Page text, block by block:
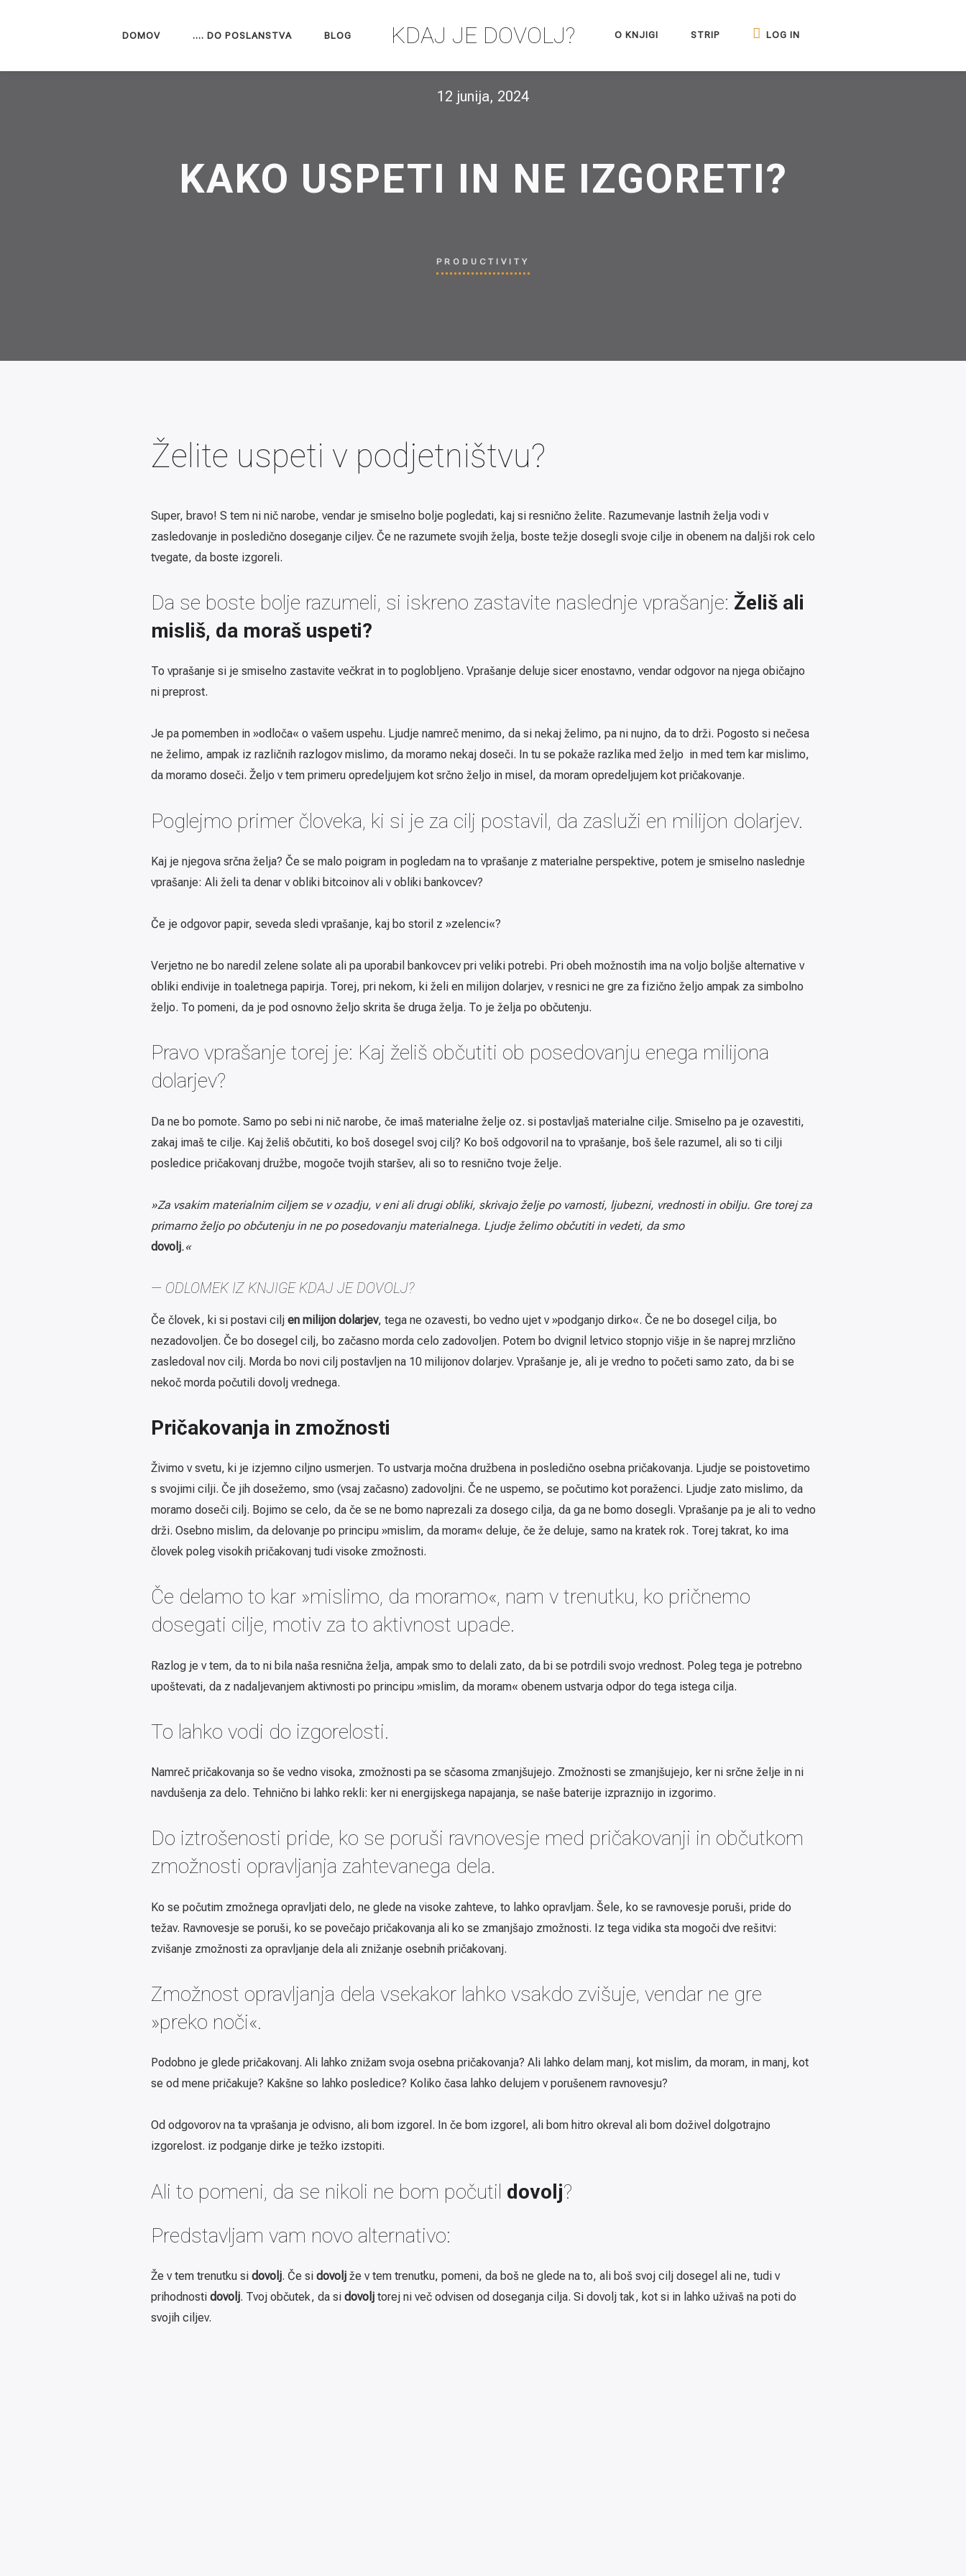
DOMOV …. DO POSLANSTVA BLOG KDAJ JE DOVOLJ? O KNJIGI STRIP LOG IN
12 junija, 2024
KAKO USPETI IN NE IZGORETI?
PRODUCTIVITY
Želite uspeti v podjetništvu?
Super, bravo! S tem ni nič narobe, vendar je smiselno bolje pogledati, kaj si resnično želite. Razumevanje lastnih želja vodi v
zasledovanje in posledično doseganje ciljev. Če ne razumete svojih želja, boste težje dosegli svoje cilje in obenem na daljši rok celo
tvegate, da boste izgoreli.
Da se boste bolje razumeli, si iskreno zastavite naslednje vprašanje: Želiš ali
misliš, da moraš uspeti?
To vprašanje si je smiselno zastavite večkrat in to poglobljeno. Vprašanje deluje sicer enostavno, vendar odgovor na njega običajno
ni preprost.
Je pa pomemben in »odloča« o vašem uspehu. Ljudje namreč menimo, da si nekaj želimo, pa ni nujno, da to drži. Pogosto si nečesa
ne želimo, ampak iz različnih razlogov mislimo, da moramo nekaj doseči. In tu se pokaže razlika med željo in med tem kar mislimo,
da moramo doseči. Željo v tem primeru opredeljujem kot srčno željo in misel, da moram opredeljujem kot pričakovanje.
Poglejmo primer človeka, ki si je za cilj postavil, da zasluži en milijon dolarjev.
Kaj je njegova srčna želja? Če se malo poigram in pogledam na to vprašanje z materialne perspektive, potem je smiselno naslednje
vprašanje: Ali želi ta denar v obliki bitcoinov ali v obliki bankovcev?
Če je odgovor papir, seveda sledi vprašanje, kaj bo storil z »zelenci«?
Verjetno ne bo naredil zelene solate ali pa uporabil bankovcev pri veliki potrebi. Pri obeh možnostih ima na voljo boljše alternative v
obliki endivije in toaletnega papirja. Torej, pri nekom, ki želi en milijon dolarjev, v resnici ne gre za fizično željo ampak za simbolno
željo. To pomeni, da je pod osnovno željo skrita še druga želja. To je želja po občutenju.
Pravo vprašanje torej je: Kaj želiš občutiti ob posedovanju enega milijona
dolarjev?
Da ne bo pomote. Samo po sebi ni nič narobe, če imaš materialne želje oz. si postavljaš materialne cilje. Smiselno pa je ozavestiti,
zakaj imaš te cilje. Kaj želiš občutiti, ko boš dosegel svoj cilj? Ko boš odgovoril na to vprašanje, boš šele razumel, ali so ti cilji
posledice pričakovanj družbe, mogoče tvojih staršev, ali so to resnično tvoje želje.
»Za vsakim materialnim ciljem se v ozadju, v eni ali drugi obliki, skrivajo želje po varnosti, ljubezni, vrednosti in obilju. Gre torej za
primarno željo po občutenju in ne po posedovanju materialnega. Ljudje želimo občutiti in vedeti, da smo
dovolj.«
— ODLOMEK IZ KNJIGE KDAJ JE DOVOLJ?
Če človek, ki si postavi cilj en milijon dolarjev, tega ne ozavesti, bo vedno ujet v »podganjo dirko«. Če ne bo dosegel cilja, bo
nezadovoljen. Če bo dosegel cilj, bo začasno morda celo zadovoljen. Potem bo dvignil letvico stopnjo višje in še naprej mrzlično
zasledoval nov cilj. Morda bo novi cilj postavljen na 10 milijonov dolarjev. Vprašanje je, ali je vredno to početi samo zato, da bi se
nekoč morda počutili dovolj vrednega.
Pričakovanja in zmožnosti
Živimo v svetu, ki je izjemno ciljno usmerjen. To ustvarja močna družbena in posledično osebna pričakovanja. Ljudje se poistovetimo
s svojimi cilji. Če jih dosežemo, smo (vsaj začasno) zadovoljni. Če ne uspemo, se počutimo kot poraženci. Ljudje zato mislimo, da
moramo doseči cilj. Bojimo se celo, da če se ne bomo naprezali za dosego cilja, da ga ne bomo dosegli. Vprašanje pa je ali to vedno
drži. Osebno mislim, da delovanje po principu »mislim, da moram« deluje, če že deluje, samo na kratek rok. Torej takrat, ko ima
človek poleg visokih pričakovanj tudi visoke zmožnosti.
Če delamo to kar »mislimo, da moramo«, nam v trenutku, ko pričnemo
dosegati cilje, motiv za to aktivnost upade.
Razlog je v tem, da to ni bila naša resnična želja, ampak smo to delali zato, da bi se potrdili svojo vrednost. Poleg tega je potrebno
upoštevati, da z nadaljevanjem aktivnosti po principu »mislim, da moram« obenem ustvarja odpor do tega istega cilja.
To lahko vodi do izgorelosti.
Namreč pričakovanja so še vedno visoka, zmožnosti pa se sčasoma zmanjšujejo. Zmožnosti se zmanjšujejo, ker ni srčne želje in ni
navdušenja za delo. Tehnično bi lahko rekli: ker ni energijskega napajanja, se naše baterije izpraznijo in izgorimo.
Do iztrošenosti pride, ko se poruši ravnovesje med pričakovanji in občutkom
zmožnosti opravljanja zahtevanega dela.
Ko se počutim zmožnega opravljati delo, ne glede na visoke zahteve, to lahko opravljam. Šele, ko se ravnovesje poruši, pride do
težav. Ravnovesje se poruši, ko se povečajo pričakovanja ali ko se zmanjšajo zmožnosti. Iz tega vidika sta mogoči dve rešitvi:
zvišanje zmožnosti za opravljanje dela ali znižanje osebnih pričakovanj.
Zmožnost opravljanja dela vsekakor lahko vsakdo zvišuje, vendar ne gre
»preko noči«.
Podobno je glede pričakovanj. Ali lahko znižam svoja osebna pričakovanja? Ali lahko delam manj, kot mislim, da moram, in manj, kot
se od mene pričakuje? Kakšne so lahko posledice? Koliko časa lahko delujem v porušenem ravnovesju?
Od odgovorov na ta vprašanja je odvisno, ali bom izgorel. In če bom izgorel, ali bom hitro okreval ali bom doživel dolgotrajno
izgorelost. iz podganje dirke je težko izstopiti.
Ali to pomeni, da se nikoli ne bom počutil dovolj?
Predstavljam vam novo alternativo:
Že v tem trenutku si dovolj. Če si dovoljže v tem trenutku, pomeni, da boš ne glede na to, ali boš svoj cilj dosegel ali ne, tudi v
prihodnosti dovolj. Tvoj občutek, da si dovoljtorej ni več odvisen od doseganja cilja. Si dovolj tak, kot si in lahko uživaš na poti do
svojih ciljev.